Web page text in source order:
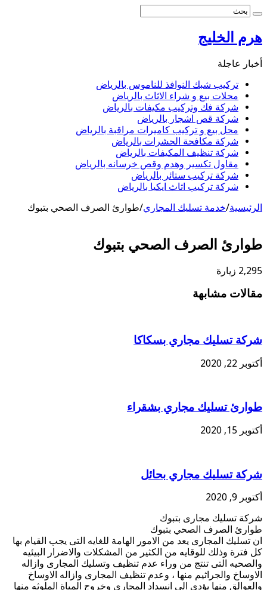
هرم الخليج
أخبار عاجلة
تركيب شبك النوافذ للناموس بالرياض
محلات بيع و شراء الاثاث بالرياض
شركة فك وتركيب مكيفات بالرياض
شركة قص اشجار بالرياض
محل بيع و تركيب كاميرات مراقبة بالرياض
شركة مكافحة الحشرات بالرياض
شركة تنظيف المكيفات بالرياض
مقاول تكسير وهدم وقص خرسانه بالرياض
شركة تركيب ستائر بالرياض
شركة تركيب اثاث ايكيا بالرياض
الرئيسية/خدمة تسليك المجاري/طوارئ الصرف الصحي بتبوك
طوارئ الصرف الصحي بتبوك
2,295 زيارة
مقالات مشابهة
شركة تسليك مجاري بسكاكا
أكتوبر 22, 2020
طوارئ تسليك مجاري بشقراء
أكتوبر 15, 2020
شركة تسليك مجاري بحائل
أكتوبر 9, 2020
شركة تسليك مجارى بتبوك
طوارئ الصرف الصحي بتبوك
ان تسليك المجارى يعد من الامور الهامة للغايه التى يجب القيام بها
كل فترة وذلك للوقايه من الكثير من المشكلات والاضرار البيئيه
والصحيه التى تنتج من وراء عدم تنظيف وتسليك المجارى وازاله
الاوساخ والجراثيم منها ، وعدم تنظيف المجارى وازاله الاوساخ
والعوالق منها يؤدى الى انسداد المجارى وخروج المياة الملوثه منها